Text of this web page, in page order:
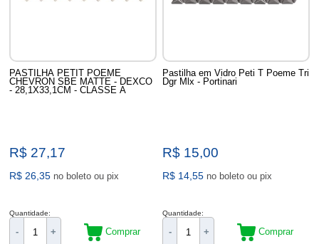
PASTILHA PETIT POEME
CHEVRON SBE MATTE - DEXCO
- 28,1X33,1CM - CLASSE A
R$ 27,17
R$ 26,35 no boleto ou pix
Quantidade:
- + Comprar
Pastilha em Vidro Peti T Poeme Tri
Dgr Mlx - Portinari
R$ 15,00
R$ 14,55 no boleto ou pix
Quantidade:
- + Comprar